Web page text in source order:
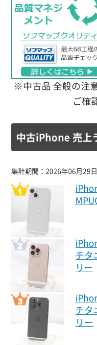
※中古品 全般の注
ご確
中古iPhone 売上
集計期間：2026年06月29
チタ
リー
チタ
リー